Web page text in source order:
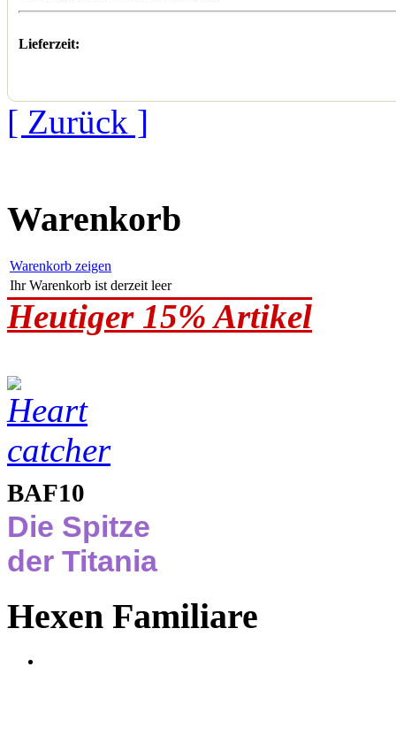
Lieferzeit:
[ Zurück ]
Warenkorb
Warenkorb zeigen
Ihr Warenkorb ist derzeit leer
Heutiger 15% Artikel
BAF10
Die Spitze
der Titania
Hexen Familiare